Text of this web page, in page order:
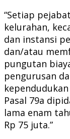
“Setiap
kelurahan,
dan instansi
dan/atau
pungutan
pengurusan
Pasal 79a
lama enam
Rp 75 juta.”